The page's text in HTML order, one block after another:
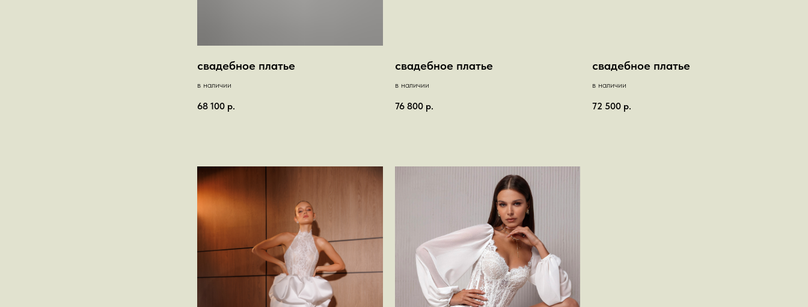
свадебное платье
в наличии
68 100 р.
свадебное платье
в наличии
76 800 р.
свадебное платье
в наличии
72 500 р.